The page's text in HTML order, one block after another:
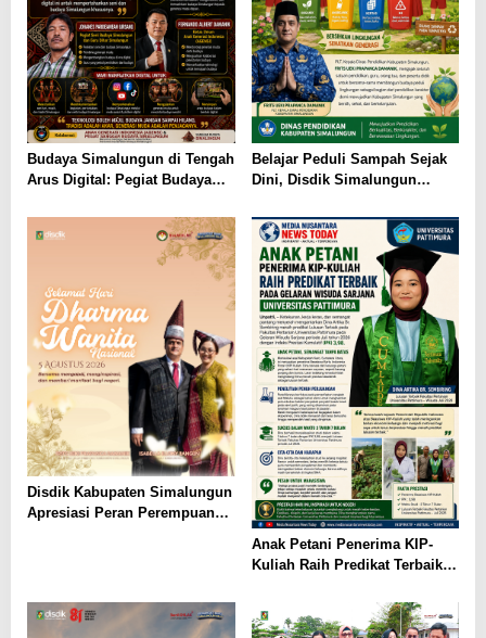
Budaya Simalungun di Tengah
Arus Digital: Pegiat Budaya
Muda Menjaga Identitas
Leluhur
Belajar Peduli Sampah Sejak
Dini, Disdik Simalungun
Berwawasan Lingkungan
Disdik Kabupaten Simalungun
Apresiasi Peran Perempuan
Anak Petani Penerima KIP-
Kuliah Raih Predikat Terbaik
Universitas Pattimura